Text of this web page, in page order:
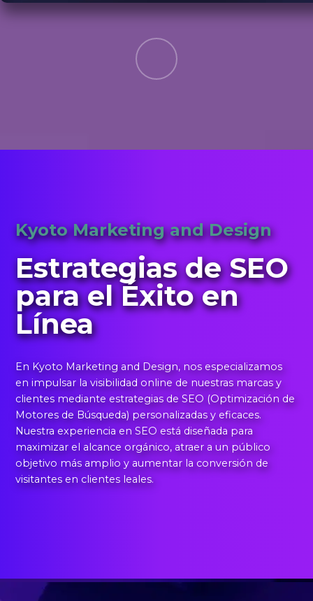
Kyoto Marketing and Design
Estrategias de SEO
para el Éxito en
Línea
En Kyoto Marketing and Design, nos especializamos
en impulsar la visibilidad online de nuestras marcas y
clientes mediante estrategias de SEO (Optimización de
Motores de Búsqueda) personalizadas y eficaces.
Nuestra experiencia en SEO está diseñada para
maximizar el alcance orgánico, atraer a un público
objetivo más amplio y aumentar la conversión de
visitantes en clientes leales.